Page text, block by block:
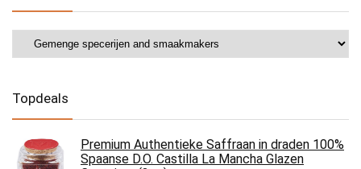
Topdeals
Premium Authentieke Saffraan in draden 100%
Spaanse D.O. Castilla La Mancha Glazen